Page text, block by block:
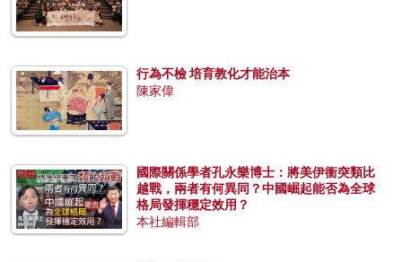
行為不檢 培育教化才能治本
陳家偉
國際關係學者孔永樂博士：將美伊衝突類比
越戰，兩者有何異同？中國崛起能否為全球
格局發揮穩定效用？
本社編輯部